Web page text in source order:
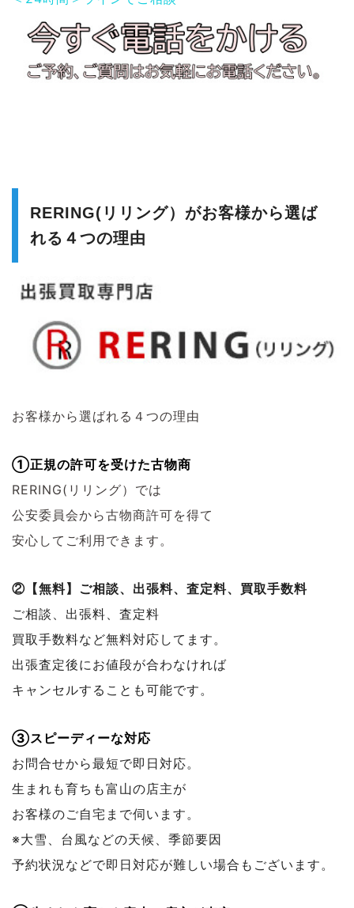
RERING(リリング）がお客様から選ば
れる４つの理由
お客様から選ばれる４つの理由
①正規の許可を受けた古物商
RERING(リリング）では
公安委員会から古物商許可を得て
安心してご利用できます。
②【無料】ご相談、出張料、査定料、買取手数料
ご相談、出張料、査定料
買取手数料など無料対応してます。
出張査定後にお値段が合わなければ
キャンセルすることも可能です。
③スピーディーな対応
お問合せから最短で即日対応。
生まれも育ちも富山の店主が
お客様のご自宅まで伺います。
※大雪、台風などの天候、季節要因
予約状況などで即日対応が難しい場合もございます。